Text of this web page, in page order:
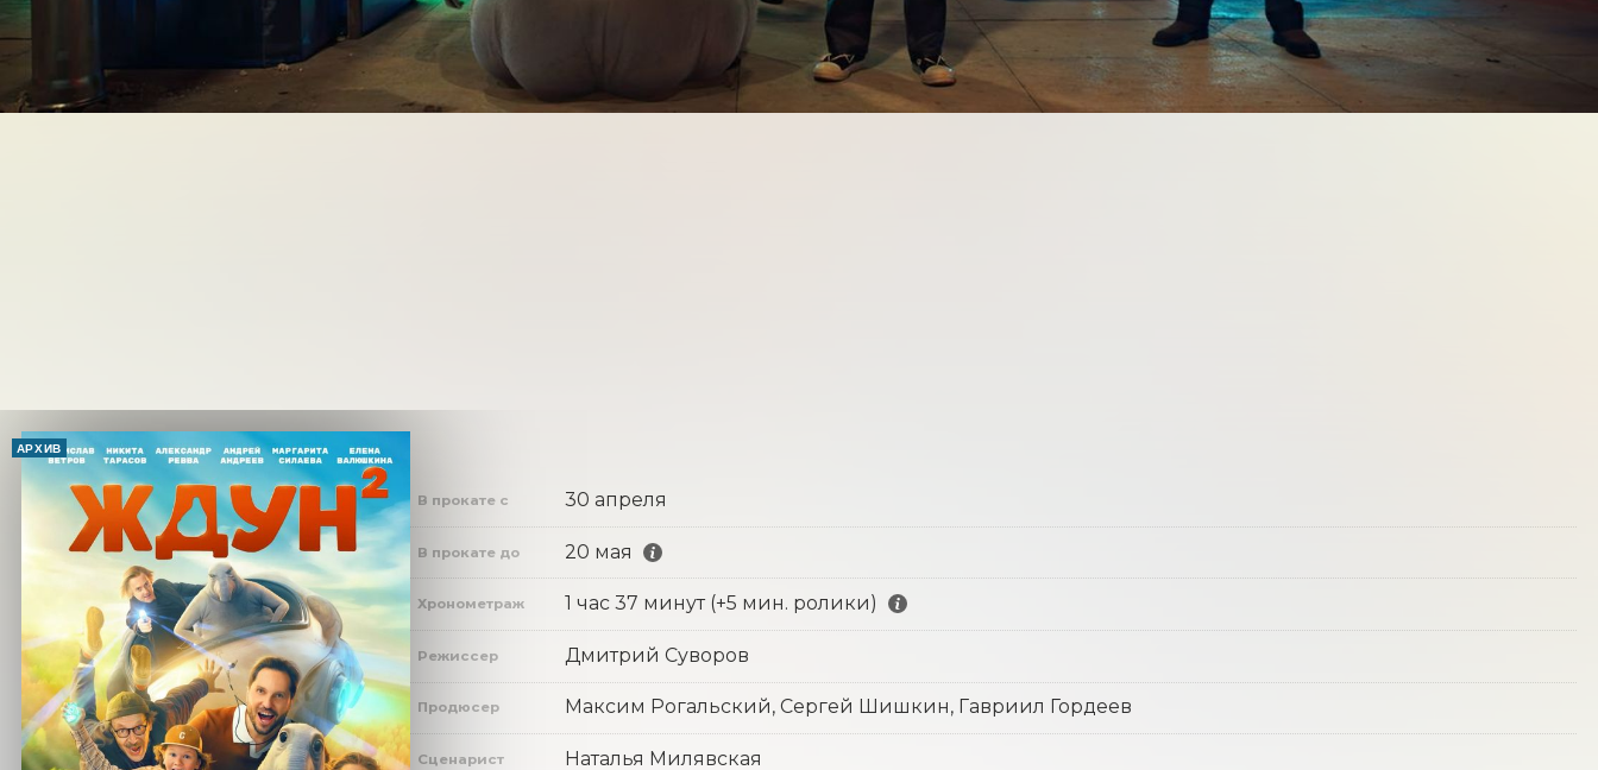
АРХИВ
В прокате с 30 апреля
В прокате до 20 мая
Хронометраж 1 час 37 минут (+5 мин. ролики)
Режиссер Дмитрий Суворов
Продюсер Максим Рогальский, Сергей Шишкин, Гавриил Гордеев
Сценарист Наталья Милявская